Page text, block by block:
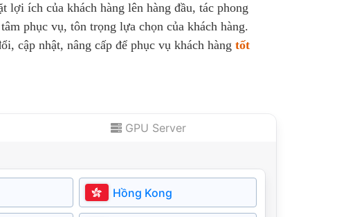
lợi ích của khách hàng lên hàng đầu, tác phong
phục vụ, tôn trọng lựa chọn của khách hàng.
cập nhật, nâng cấp để phục vụ khách hàng tốt
GPU Server
Hồng Kong